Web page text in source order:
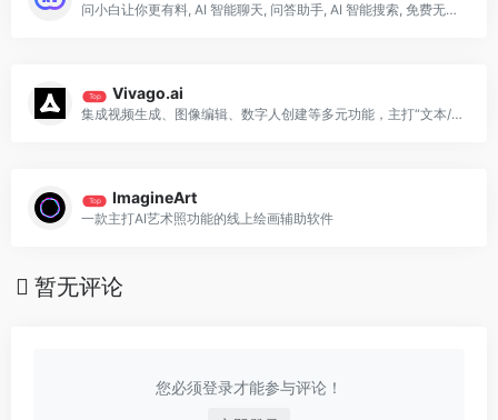
问小白让你更有料, AI 智能聊天, 问答助手, AI 智能搜索, 免费无限量使用 DeepSeek R1 模型，支持联网搜索。
Top Vivago.ai
集成视频生成、图像编辑、数字人创建等多元功能，主打“文本/图像转动态内容”的智能化解决方案
Top ImagineArt
一款主打AI艺术照功能的线上绘画辅助软件
暂无评论
您必须登录才能参与评论！